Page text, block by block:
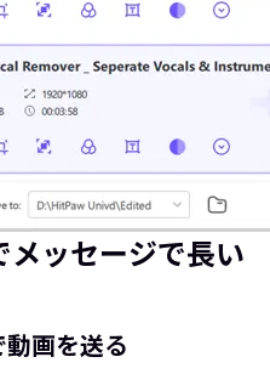
ッセージで長い
画を送る